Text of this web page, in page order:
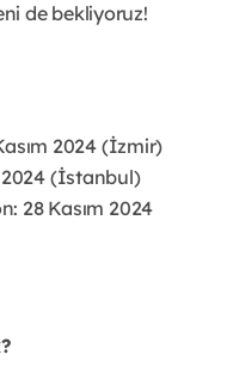
de bekliyoruz!
2024 (İzmir)
2024 (İstanbul)
28 Kasım 2024